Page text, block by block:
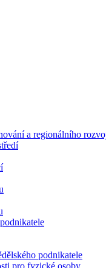
a regionálního
podnikatele
pro fyzické osoby